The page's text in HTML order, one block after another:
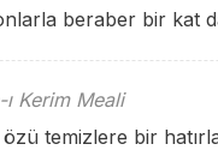
beraber bir kat
Kerim Meali
temizlere bir